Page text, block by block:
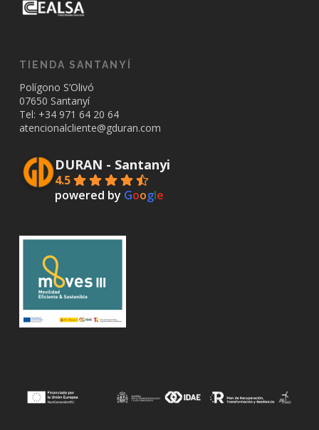
TIENDA SANTANYÍ
Polígono S’Olivó
07650 Santanyí
Tel: +34 971 64 20 64
atencionalcliente@gduran.com
DURAN - Santanyi
4.5
powered by Google